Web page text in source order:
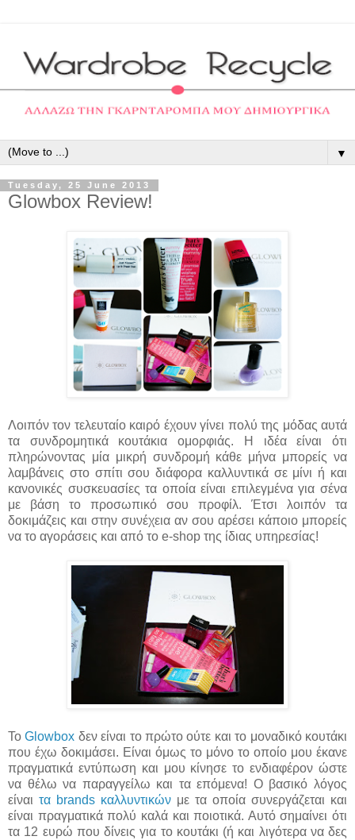
▼
Tuesday, 25 June 2013
Glowbox Review!
Λοιπόν τον τελευταίο καιρό έχουν γίνει πολύ της μόδας αυτά
τα συνδρομητικά κουτάκια ομορφιάς. Η ιδέα είναι ότι
πληρώνοντας μία μικρή συνδρομή κάθε μήνα μπορείς να
λαμβάνεις στο σπίτι σου διάφορα καλλυντικά σε μίνι ή και
κανονικές συσκευασίες τα οποία είναι επιλεγμένα για σένα
με βάση το προσωπικό σου προφίλ. Έτσι λοιπόν τα
δοκιμάζεις και στην συνέχεια αν σου αρέσει κάποιο μπορείς
να το αγοράσεις και από το e-shop της ίδιας υπηρεσίας!
ΤοGlowbox δεν είναι το πρώτο ούτε και το μοναδικό κουτάκι
που έχω δοκιμάσει. Είναι όμως το μόνο το οποίο μου έκανε
πραγματικά εντύπωση και μου κίνησε το ενδιαφέρον ώστε
να θέλω να παραγγείλω και τα επόμενα! Ο βασικό λόγος
είναι τα brands καλλυντικών με τα οποία συνεργάζεται και
είναι πραγματικά πολύ καλά και ποιοτικά. Αυτό σημαίνει ότι
τα 12 ευρώ που δίνεις για το κουτάκι (ή και λιγότερα να δες